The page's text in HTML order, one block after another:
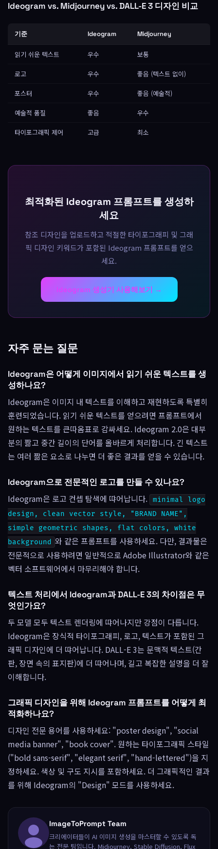
Ideogram vs. Midjourney vs. DALL-E 3 디자인 비교
기준 Ideogram Midjourney
읽기 쉬운 텍스트 우수 보통
로고 우수 좋음 (텍스트 없이)
포스터 우수 좋음 (예술적)
예술적 품질 좋음 우수
타이포그래픽 제어 고급 최소
최적화된 Ideogram 프롬프트를 생성하
세요
참조 디자인을 업로드하고 적절한 타이포그래피 및 그래
픽 디자인 키워드가 포함된 Ideogram 프롬프트를 얻으
세요.
Ideogram 생성기 사용해보기 →
자주 문는 질문
Ideogram은 어떻게 이미지에서 읽기 쉬운 텍스트를 생
성하나요?
Ideogram은 이미지 내 텍스트를 이해하고 재현하도록 특별히
훈련되었습니다. 읽기 쉬운 텍스트를 얻으려면 프롬프트에서
원하는 텍스트를 큰따옴표로 감싸세요. Ideogram 2.0은 대부
분의 짦고 중간 길이의 단어를 올바르게 처리합니다. 긴 텍스트
는 여러 짦은 요소로 나누면 더 좋은 결과를 얻을 수 있습니다.
Ideogram으로 전문적인 로고를 만들 수 있나요?
Ideogram은 로고 컨셉 탐색에 땨어납니다.
minimal logo
design, clean vector style, "BRAND NAME",
simple geometric shapes, flat colors, white
background 와 같은 프롬프트를 사용하세요. 다만, 결과물은
전문적으로 사용하려면 일반적으로 Adobe Illustrator와 같은
벡터 소프트웨어에서 마무리해야 합니다.
텍스트 처리에서 Ideogram과 DALL-E 3의 차이점은 무
엇인가요?
두 모델 모두 텍스트 렌더링에 땨어나지만 강점이 다릅니다.
Ideogram은 장식적 타이포그래피, 로고, 텍스트가 포함된 그
래픽 디자인에 더 땨어납니다. DALL-E 3는 문맥적 텍스트(간
판, 장면 속의 표지판)에 더 땨어나며, 길고 복잡한 설명을 더 잘
이해합니다.
그래픽 디자인을 위해 Ideogram 프롬프트를 어떻게 최
적화하나요?
디자인 전문 용어를 사용하세요: "poster design", "social
media banner", "book cover". 원하는 타이포그래픽 스타일
("bold sans-serif", "elegant serif", "hand-lettered")을 지
정하세요. 색상 및 구도 지시를 포함하세요. 더 그래픽적인 결과
를 위해 Ideogram의 "Design" 모드를 사용하세요.
ImageToPrompt Team
크리에이터들이 AI 이미지 생성을 마스터할 수 있도록 독
는 전문 팀입니다. Midjourney, Stable Diffusion, Flux